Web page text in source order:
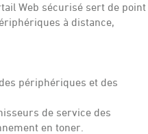
Web sécurisé sert de point
à distance,
périphériques et des
de service des
en toner.